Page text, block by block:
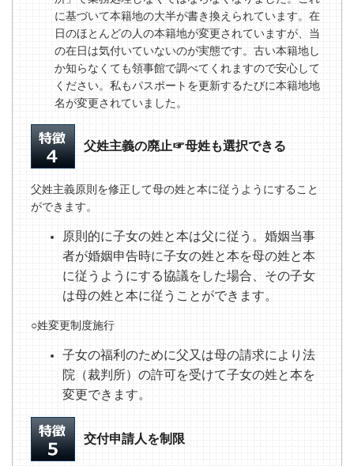
に基づいて本籍地の大半が書き換えられています。在
日のほとんどの人の本籍地が変更されていますが、当
の在日は気付いていないのが実態です。古い本籍地し
か知らなくても領事館で調べてくれますので安心して
ください。私もパスポートを更新するたびに本籍地地
名が変更されていました。
父姓主義の廃止☞母姓も選択できる
父姓主義原則を修正して母の姓と本に従うようにすること
ができます。
原則的に子女の姓と本は父に従う。婚姻当事
者が婚姻申告時に子女の姓と本を母の姓と本
に従うようにする協議をした場合、その子女
は母の姓と本に従うことができます。
○姓変更制度施行
子女の福利のために父又は母の請求により法
院（裁判所）の許可を受けて子女の姓と本を
変更できます。
交付申請人を制限